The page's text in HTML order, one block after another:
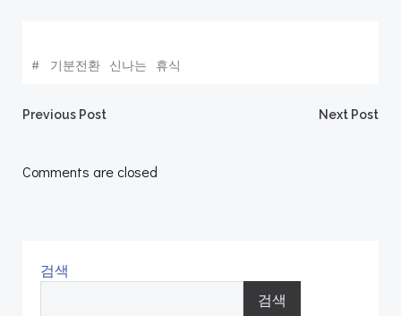
# 기분전환 신나는 휴식
Post
navigation
Previous Post Next Post
Comments are closed
검색
검색